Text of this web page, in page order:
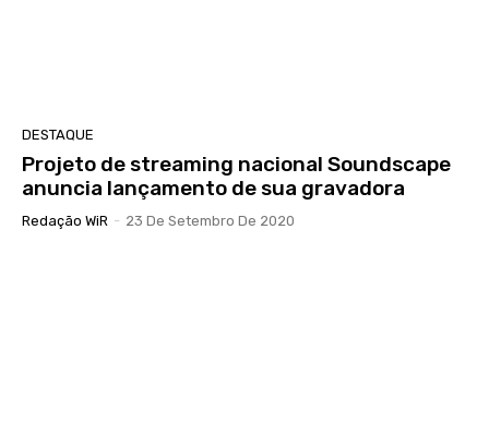
DESTAQUE
Projeto de streaming nacional Soundscape
anuncia lançamento de sua gravadora
Redação WiR - 23 De Setembro De 2020